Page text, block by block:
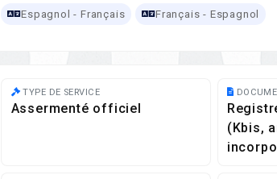
Espagnol - Français Français - Espagnol
TYPE DE SERVICE
Assermenté officiel
(Kbis,